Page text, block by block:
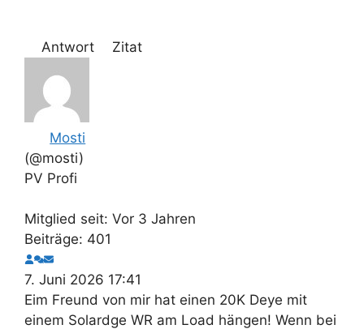
Antwort Zitat
Mosti
(@mosti)
PV Profi
Mitglied seit: Vor 3 Jahren
Beiträge: 401
7. Juni 2026 17:41
Eim Freund von mir hat einen 20K Deye mit
einem Solardge WR am Load hängen! Wenn bei